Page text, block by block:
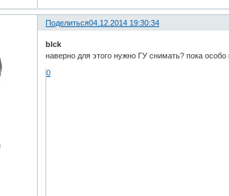
Поделиться04.12.2014 19:30:34
blck
наверно для этого нужно ГУ снимать? пока
0